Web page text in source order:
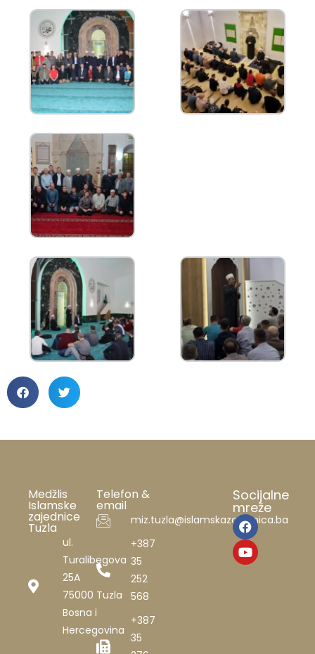
Medžlis
Islamske
zajednice
Tuzla
ul.
Turalibegova
25A
75000 Tuzla
Bosna i
Hercegovina
Telefon &
email
miz.tuzla@islamskazajednica.ba
+387
35
252
568
+387
35
Socijalne
mreže